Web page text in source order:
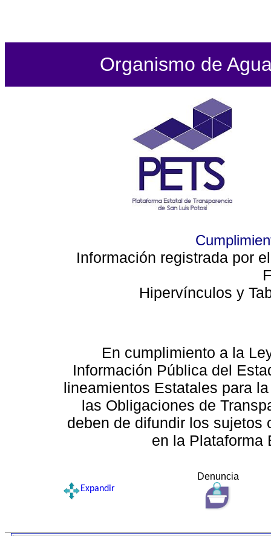
Organismo de
Información registrada por
Hipervínculos y
En cumplimiento a la
Información Pública del
lineamientos Estatales para
las Obligaciones de
deben de difundir los sujetos
en la Plataforma
Denuncia
Expandir